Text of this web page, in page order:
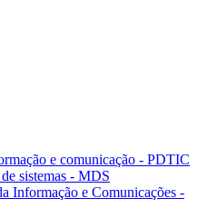
e comunicação - PDTIC
sistemas - MDS
Informação e Comunicações -